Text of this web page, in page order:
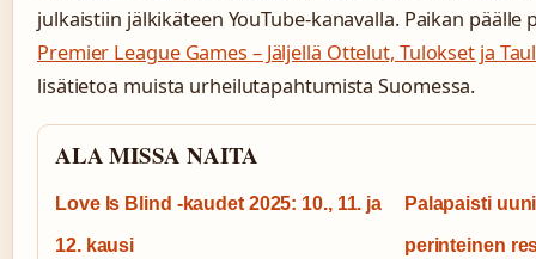
julkaistiin jälkikäteen YouTube-kanavalla. Paikan päälle
Premier League Games – Jäljellä Ottelut, Tulokset ja
lisätietoa muista urheilutapahtumista Suomessa.
ALA MISSA NAITA
Love Is Blind -kaudet 2025: 10., 11. ja
12. kausi
Palapaisti
perinteinen